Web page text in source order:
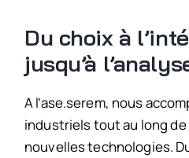
Du choix à
jusqu’à
A l’ase.serem, nous
industriels tout au long
nouvelles technologies.